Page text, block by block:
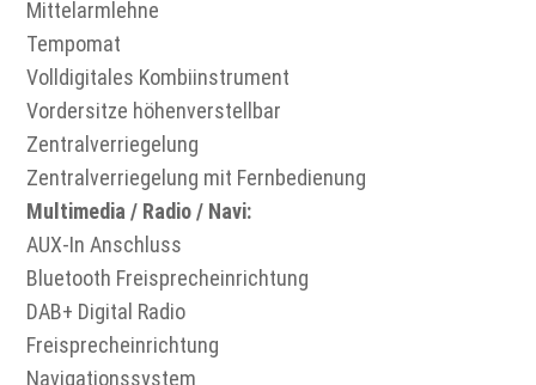
Mittelarmlehne
Tempomat
Volldigitales Kombiinstrument
Vordersitze höhenverstellbar
Zentralverriegelung
Zentralverriegelung mit Fernbedienung
Multimedia / Radio / Navi:
AUX-In Anschluss
Bluetooth Freisprecheinrichtung
DAB+ Digital Radio
Freisprecheinrichtung
Navigationssystem